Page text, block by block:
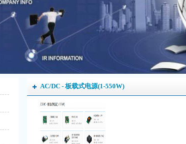
AC/DC - 板载式电源(1-550W)